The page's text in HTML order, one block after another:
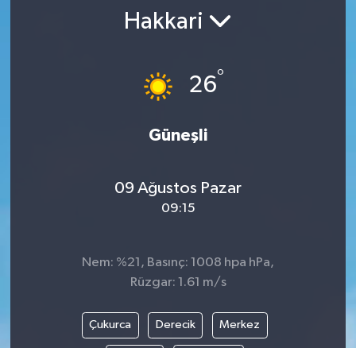
Hakkari
26°
Güneşli
09 Ağustos Pazar
09:15
Nem: %21, Basınç: 1008 hpa hPa,
Rüzgar: 1.61 m/s
Çukurca Derecik Merkez